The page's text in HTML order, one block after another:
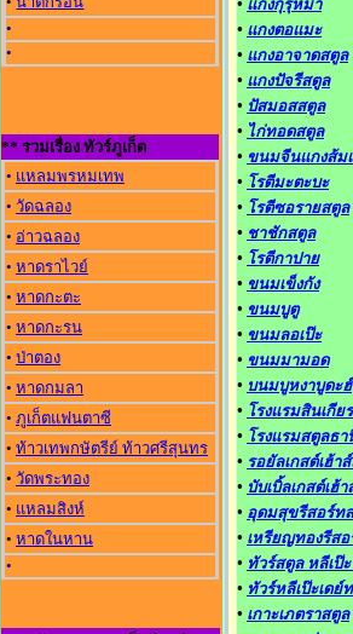
•
•
** รวมเรื่อง ทัวร์ภูเก็ต
• แหลมพรหมเทพ
• วัดฉลอง
• อ่าวฉลอง
• หาดราไวย์
• หาดกะตะ
• หาดกะรน
• ป่าตอง
• หาดกมลา
• ภูเก็ตแฟนตาซี
• ท้าวเทพกษัตรีย์ ท้าวศรีสุนทร
• วัดพระทอง
• แหลมสิงห์
• หาดในหาน
•
• แกงกุรุหม่า
• แกงตอแมะ
• แกงอาจาดสตูล
• แกงปัจรีสตูล
• ปัสมอสสตูล
• ไก่ทอดสตูล
• ขนมจีนแกงส้ม
• โรตีมะตะบะ
• โรตีซอรายสตูล
• ชาชักสตูล
• โรตีกาปาย
• ขนมเข็งกัง
• ขนมบูตู
• ขนมลอเป๊ะ
• ขนมมามอด
• บนมบูหงาบูดะฮ์
• โรงแรมสินเกีย
• โรงแรมสตูลธา
• รอยัลเกสต์เฮ้า
• บับเบิ้ลเกสต์เฮ้า
• อุดมสุขรีสอร์ท
• เหรียญทองรีส
• ทัวร์สตูล หลีเป๊
• ทัวร์หลีเป๊ะเดย์
• เกาะเภตราสตูล